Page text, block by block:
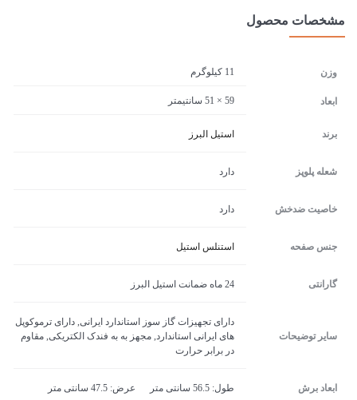
مشخصات محصول
وزن 11 کیلوگرم
ابعاد 59 × 51 سانتیمتر
برند استیل البرز
شعله پلوپز دارد
خاصیت ضدخش دارد
جنس صفحه استنلس استیل
گارانتی 24 ماه ضمانت استیل البرز
سایر توضیحات
دارای تجهیزات گاز سوز استاندارد ایرانی, دارای ترموکوپل
های ایرانی استاندارد, مجهز به به فندک الکتریکی, مقاوم
در برابر حرارت
ابعاد برش طول: 56.5 سانتی متر عرض: 47.5 سانتی متر